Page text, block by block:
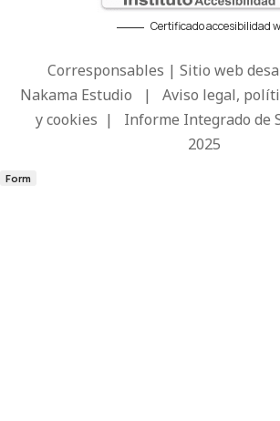
Certificado accesibilidad
Corresponsables | Sitio web
Nakama Estudio | Aviso legal,
y cookies | Informe Integrado de
2025
Form